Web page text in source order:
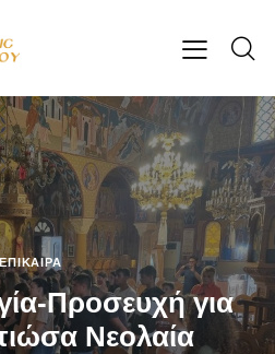
ΕΠΊΚΑΙΡΑ
Προσευχή για
Νεολαία